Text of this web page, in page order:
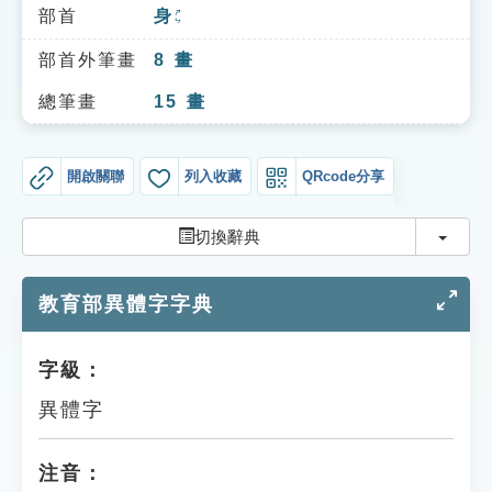
索引選單
知識索引
單字索引
貓頭鷹博士
部首 身 ㄕㄣ
部首外筆畫 8 畫
總筆畫 15 畫
開啟關聯 列入收藏 QRcode分享
切換辭典 切換
教育部異體字字典
字級：
異體字
注音：